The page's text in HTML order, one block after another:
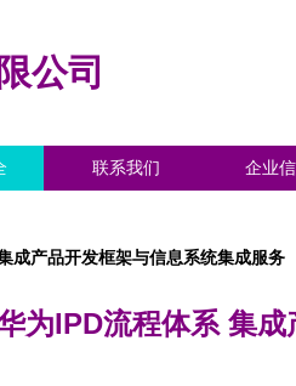
公司
联系我们 企业
成产品开发框架与信息系统集成服务
为IPD流程体系 集